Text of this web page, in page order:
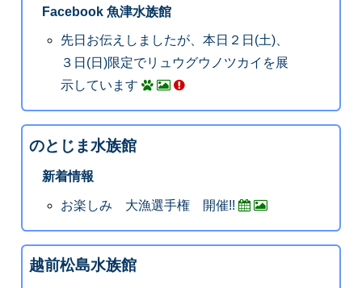
Facebook 魚津水族館
先日お伝えしましたが、本日２日(土)、
３日(日)限定でリュウグウノツカイを展
示しています
のとじま水族館
新着情報
お楽しみ 大漁選手権 開催!!
越前松島水族館